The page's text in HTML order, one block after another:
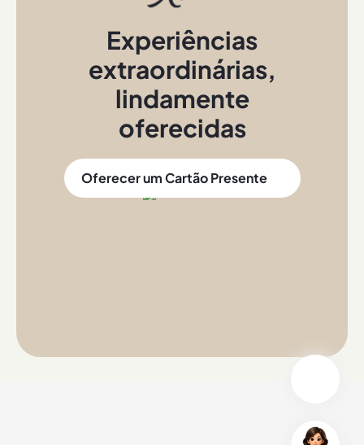
Experiências
extraordinárias,
lindamente
oferecidas
Oferecer um Cartão Presente